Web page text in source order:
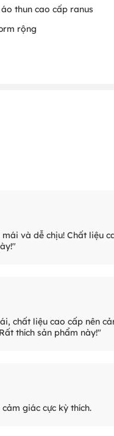
thun cao cấp ranus
rộng
và dễ chịu! Chất liệu
chất liệu cao cấp nên
thích sản phẩm này!"
giác cực kỳ thích.